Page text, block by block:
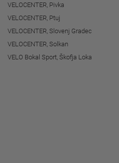
VELOCENTER, Pivka
VELOCENTER, Ptuj
VELOCENTER, Slovenj Gradec
VELOCENTER, Solkan
VELO Bokal Sport, Škofja Loka